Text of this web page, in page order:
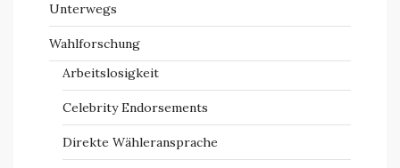
Unterwegs
Wahlforschung
Arbeitslosigkeit
Celebrity Endorsements
Direkte Wähleransprache